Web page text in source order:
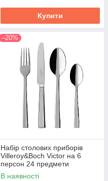
Купити
–20%
Набір столових приборів
Villeroy&Boch Victor на 6
персон 24 предмети
1263509037
В наявності